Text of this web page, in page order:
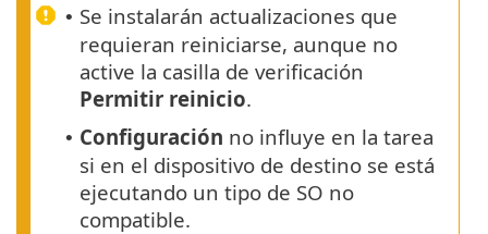
• Se instalarán actualizaciones que
requieran reiniciarse, aunque no
active la casilla de verificación
Permitir reinicio.
• Configuración no influye en la tarea
si en el dispositivo de destino se está
ejecutando un tipo de SO no
compatible.